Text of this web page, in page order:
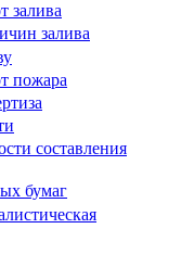
залива
залива
пожара
составления
бумаг